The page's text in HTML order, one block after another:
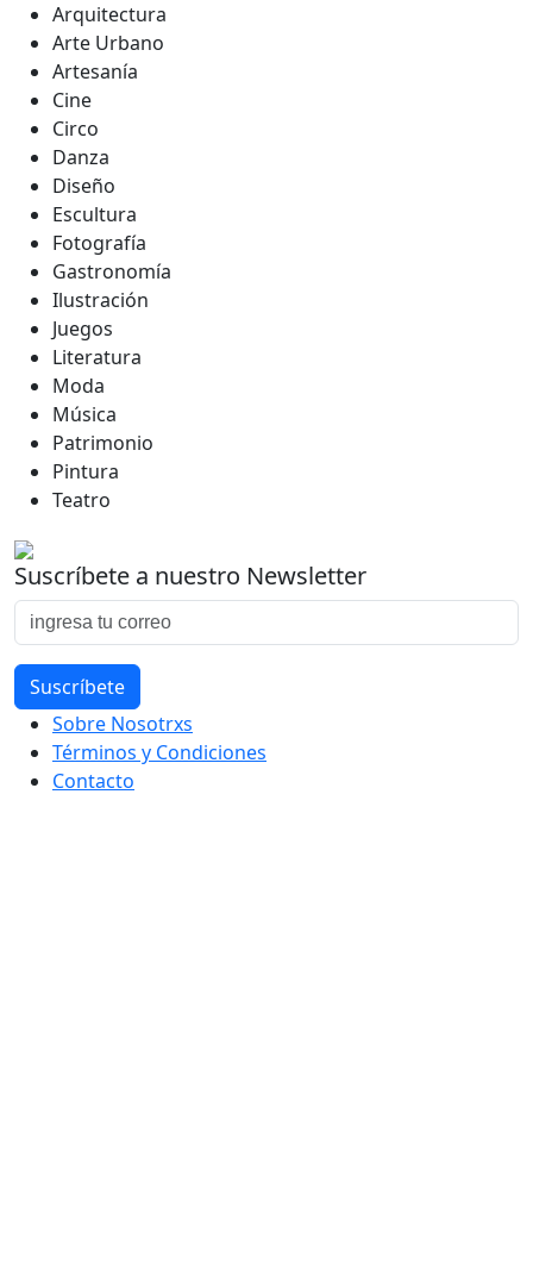
Arquitectura
Arte Urbano
Artesanía
Cine
Circo
Danza
Diseño
Escultura
Fotografía
Gastronomía
Ilustración
Juegos
Literatura
Moda
Música
Patrimonio
Pintura
Teatro
Suscríbete a nuestro Newsletter
Sobre Nosotrxs
Términos y Condiciones
Contacto